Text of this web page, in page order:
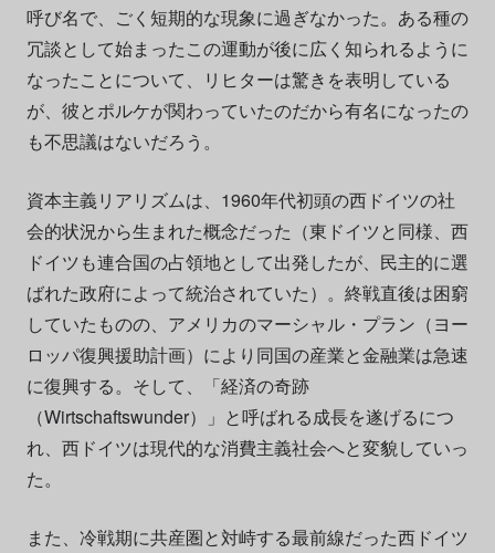
呼び名で、ごく短期的な現象に過ぎなかった。ある種の
冗談として始まったこの運動が後に広く知られるように
なったことについて、リヒターは驚きを表明している
が、彼とポルケが関わっていたのだから有名になったの
も不思議はないだろう。
資本主義リアリズムは、1960年代初頭の西ドイツの社
会的状況から生まれた概念だった（東ドイツと同様、西
ドイツも連合国の占領地として出発したが、民主的に選
ばれた政府によって統治されていた）。終戦直後は困窮
していたものの、アメリカのマーシャル・プラン（ヨー
ロッパ復興援助計画）により同国の産業と金融業は急速
に復興する。そして、「経済の奇跡
（Wirtschaftswunder）」と呼ばれる成長を遂げるにつ
れ、西ドイツは現代的な消費主義社会へと変貌していっ
た。
また、冷戦期に共産圏と対峙する最前線だった西ドイツ